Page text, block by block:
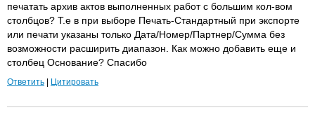
печатать архив актов выполненных работ с большим кол-вом
столбцов? Т.е в при выборе Печать-Стандартный при экспорте
или печати указаны только Дата/Номер/Партнер/Сумма без
возможности расширить диапазон. Как можно добавить еще и
столбец Основание? Спасибо
Ответить Цитировать